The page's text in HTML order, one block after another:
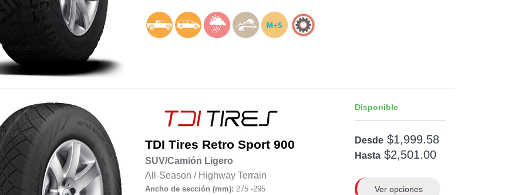
TDI Tires Retro Sport 900
SUV/Camión Ligero
All-Season / Highway Terrain
Ancho de sección (mm): 275 -295
Disponible
Desde $1,999.58
Hasta $2,501.00
Ver opciones